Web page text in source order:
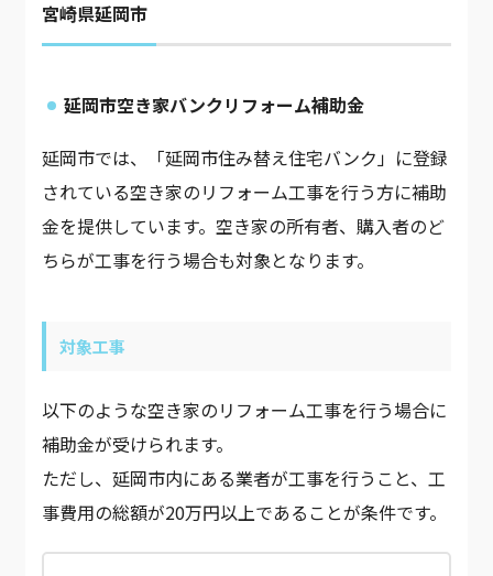
宮崎県延岡市
延岡市空き家バンクリフォーム補助金
延岡市では、「延岡市住み替え住宅バンク」に登録
されている空き家のリフォーム工事を行う方に補助
金を提供しています。空き家の所有者、購入者のど
ちらが工事を行う場合も対象となります。
対象工事
以下のような空き家のリフォーム工事を行う場合に
補助金が受けられます。
ただし、延岡市内にある業者が工事を行うこと、工
事費用の総額が20万円以上であることが条件です。